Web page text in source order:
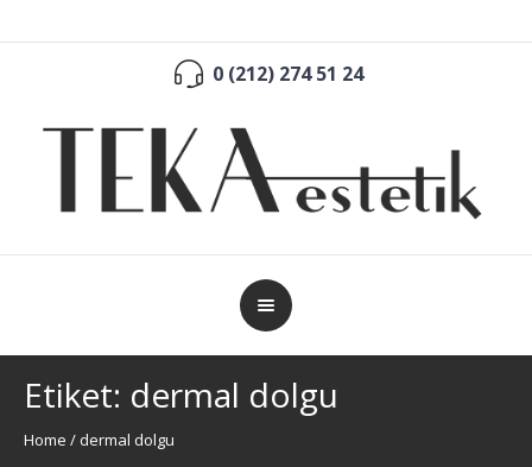
0 (212) 274 51 24
Etiket: dermal dolgu
Home / dermal dolgu